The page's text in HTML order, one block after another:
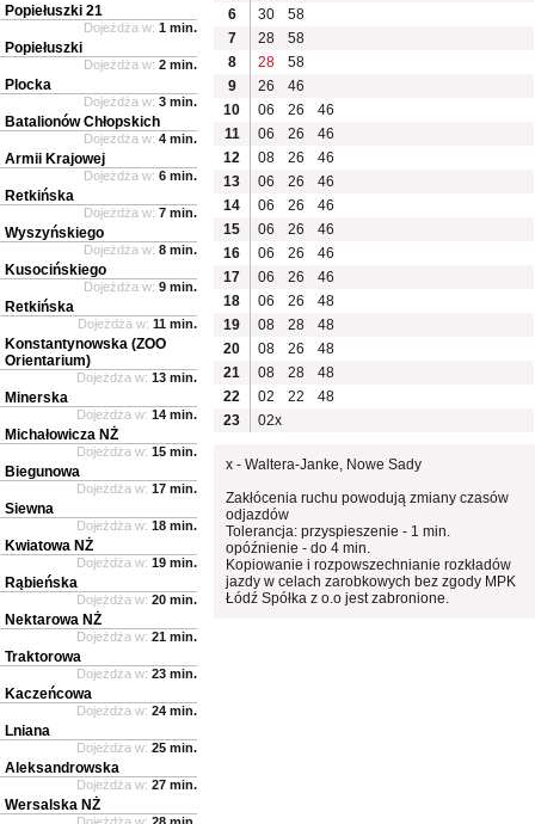
6
30
58
7
28
58
8
28
58
9
26
46
10
06 26
46
11
06 26
46
12
08 26
46
13
06 26
46
14
06 26
46
15
06 26
46
16
06 26
46
17
06 26
46
18
06 26
48
19
08 28
48
20
08 26
48
21
08 28
48
22
02 22
48
23
02x
x - Waltera-Janke, Nowe Sady
Zakłócenia ruchu powodują zmiany czasów
odjazdów
Tolerancja: przyspieszenie - 1 min.
opóźnienie - do 4 min.
Kopiowanie i rozpowszechnianie rozkładów
jazdy w celach zarobkowych bez zgody MPK
Łódź Spółka z o.o jest zabronione.
Popiełuszki 21
Dojeżdża w: 1 min.
Popiełuszki
Dojeżdża w: 2 min.
Plocka
Dojeżdża w: 3 min.
Batalionów Chłopskich
Dojeżdża w: 4 min.
Armii Krajowej
Dojeżdża w: 6 min.
Retkińska
Dojeżdża w: 7 min.
Wyszyńskiego
Dojeżdża w: 8 min.
Kusocińskiego
Dojeżdża w: 9 min.
Retkińska
Dojeżdża w: 11 min.
Konstantynowska (ZOO
Orientarium)
Dojeżdża w: 13 min.
Minerska
Dojeżdża w: 14 min.
Michałowicza NŻ
Dojeżdża w: 15 min.
Biegunowa
Dojeżdża w: 17 min.
Siewna
Dojeżdża w: 18 min.
Kwiatowa NŻ
Dojeżdża w: 19 min.
Rąbieńska
Dojeżdża w: 20 min.
Nektarowa NŻ
Dojeżdża w: 21 min.
Traktorowa
Dojeżdża w: 23 min.
Kaczeńcowa
Dojeżdża w: 24 min.
Lniana
Dojeżdża w: 25 min.
Aleksandrowska
Dojeżdża w: 27 min.
Wersalska NŻ